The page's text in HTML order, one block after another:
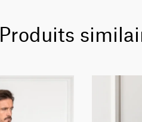
Produits